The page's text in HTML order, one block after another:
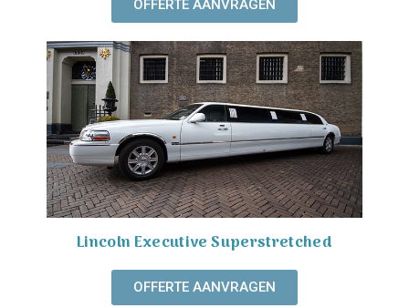
OFFERTE AANVRAGEN
Lincoln Executive Superstretched
OFFERTE AANVRAGEN